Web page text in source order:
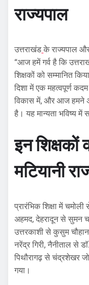
राज्यपाल
उत्तराखंड के राज्यपाल
“आज हमें गर्व है कि
शिक्षकों को सम्मानित
दिशा में एक महत्वपूर्ण कदम
विकास में, और आज हमने
है। यह मान्यता भविष्य में
इन शिक्षकों
मटियानी
प्रारंभिक शिक्षा में
अहमद, देहरादून से सुमन
उत्तरकाशी से कुसुम
नरेंद्र गिरी, नैनीताल से
पिथौरागढ़ से चंद्रशेखर
गया।